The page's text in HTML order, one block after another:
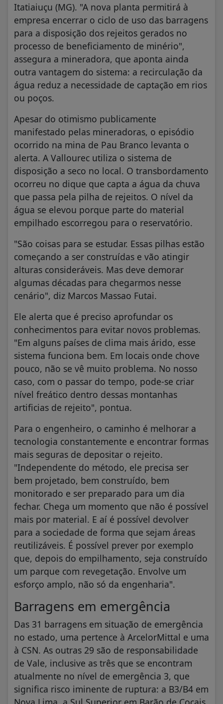
Itatiaiuçu (MG). "A nova planta permitirá à
empresa encerrar o ciclo de uso das barragens
para a disposição dos rejeitos gerados no
processo de beneficiamento de minério",
assegura a mineradora, que aponta ainda
outra vantagem do sistema: a recirculação da
água reduz a necessidade de captação em rios
ou poços.
Apesar do otimismo publicamente
manifestado pelas mineradoras, o episódio
ocorrido na mina de Pau Branco levanta o
alerta. A Vallourec utiliza o sistema de
disposição a seco no local. O transbordamento
ocorreu no dique que capta a água da chuva
que passa pela pilha de rejeitos. O nível da
água se elevou porque parte do material
empilhado escorregou para o reservatório.
"São coisas para se estudar. Essas pilhas estão
começando a ser construídas e vão atingir
alturas consideráveis. Mas deve demorar
algumas décadas para chegarmos nesse
cenário", diz Marcos Massao Futai.
Ele alerta que é preciso aprofundar os
conhecimentos para evitar novos problemas.
"Em alguns países de clima mais árido, esse
sistema funciona bem. Em locais onde chove
pouco, não se vê muito problema. No nosso
caso, com o passar do tempo, pode-se criar
nível freático dentro dessas montanhas
artificias de rejeito", pontua.
Para o engenheiro, o caminho é melhorar a
tecnologia constantemente e encontrar formas
mais seguras de depositar o rejeito.
"Independente do método, ele precisa ser
bem projetado, bem construído, bem
monitorado e ser preparado para um dia
fechar. Chega um momento que não é possível
mais por material. E aí é possível devolver
para a sociedade de forma que sejam áreas
reutilizáveis. É possível prever por exemplo
que, depois do empilhamento, seja construído
um parque com revegetação. Envolve um
esforço amplo, não só da engenharia".
Barragens em emergência
Das 31 barragens em situação de emergência
no estado, uma pertence à ArcelorMittal e uma
à CSN. As outras 29 são de responsabilidade
de Vale, inclusive as três que se encontram
atualmente no nível de emergência 3, que
significa risco iminente de ruptura: a B3/B4 em